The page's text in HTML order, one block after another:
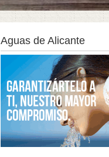
Aguas de Alicante